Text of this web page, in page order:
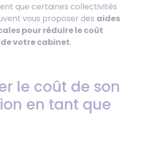
que certaines collectivités
vous proposer des aides
pour réduire le coût
votre cabinet.
le coût de son
en tant que